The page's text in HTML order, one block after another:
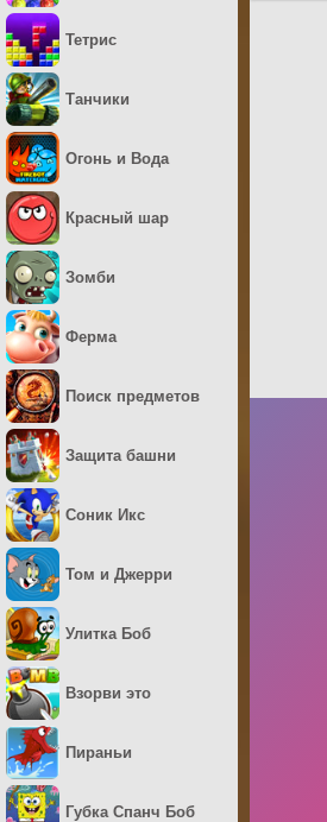
Тетрис
Танчики
Огонь и Вода
Красный шар
Зомби
Ферма
Поиск предметов
Защита башни
Соник Икс
Том и Джерри
Улитка Боб
Взорви это
Пираньи
Губка Спанч Боб